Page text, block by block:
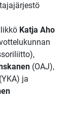
Katja Aho
(OAJ),
(YKA) ja